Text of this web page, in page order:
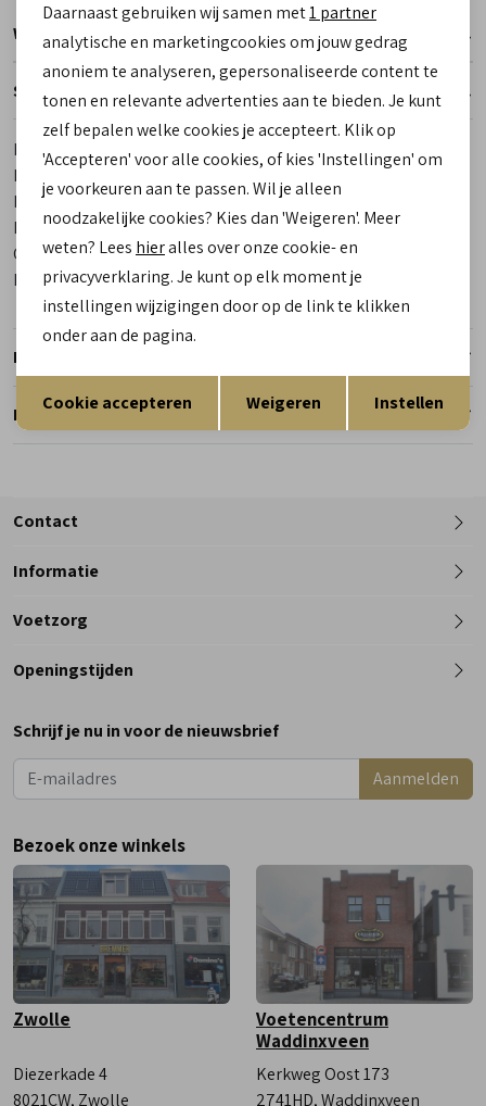
Winkelvoorraad
Specificaties
Merk
Hartjes
Leveranciercode
132.2102 14/14 Pop
Bestelcode
00027217-93
Breedtemaat
G
Categorie
Sandalen
Kleur
Brons
Retourneren
Reserveer en pas in de winkel
Contact
Telefoon
Informatie
Voetzorg
Openingstijden
Dinsdag
Woensdag
9:00 - 18:00
Vrijdag
Zaterdag
9:00 - 17:00
Schrijf je nu in voor de nieuwsbrief
Aanmelden
Bezoek onze winkels
Zwolle
Diezerkade 4
8021CW, Zwolle
Voetencentrum
Waddinxveen
Kerkweg Oost 173
2741HD, Waddinxveen
Marketing cookies
Terug Opslaan
Daarnaast gebruiken wij samen met1 partner
analytische en marketingcookies om jouw gedrag
anoniem te analyseren, gepersonaliseerde content te
tonen en relevante advertenties aan te bieden. Je kunt
zelf bepalen welke cookies je accepteert. Klik op
'Accepteren' voor alle cookies, of kies 'Instellingen' om
je voorkeuren aan te passen. Wil je alleen
noodzakelijke cookies? Kies dan 'Weigeren'. Meer
weten? Lees hieralles over onze cookie- en
privacyverklaring. Je kunt op elk moment je
instellingen wijzigingen door op de link te klikken
onder aan de pagina.
Cookie accepteren Weigeren Instellen